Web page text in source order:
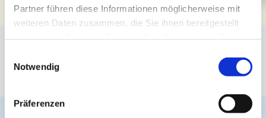
Partner führen diese Informationen möglicherweise mit
weiteren Daten zusammen, die Sie ihnen bereitgestellt
Notwendig
Präferenzen